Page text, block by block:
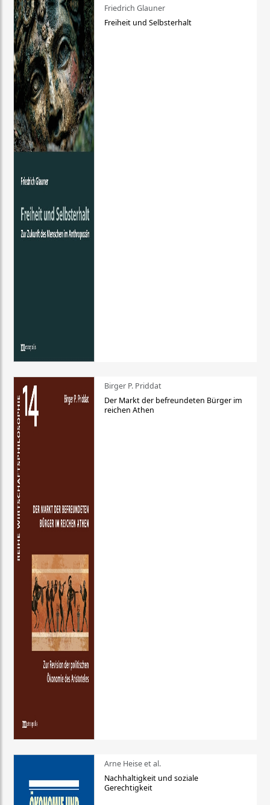
Friedrich Glauner
Freiheit und Selbsterhalt
Birger P. Priddat
Der Markt der befreundeten Bürger im
reichen Athen
Arne Heise et al.
Nachhaltigkeit und soziale
Gerechtigkeit